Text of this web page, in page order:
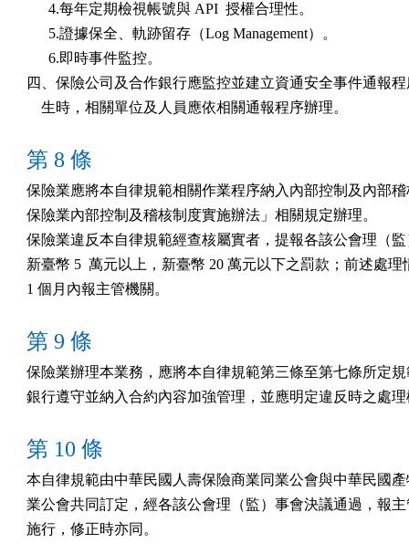
      4.每年定期檢視帳號與 API  授權合理性。
      5.證據保全、軌跡留存（Log Management）。
      6.即時事件監控。
四、保險公司及合作銀行應監控並建立資通安全事件通報
    生時，相關單位及人員應依相關通報程序辦理。
第 8 條
保險業應將本自律規範相關作業程序納入內部控制及內部
保險業內部控制及稽核制度實施辦法」相關規定辦理。
保險業違反本自律規範經查核屬實者，提報各該公會理（
新臺幣 5  萬元以上，新臺幣 20 萬元以下之罰款；前述處理
1 個月內報主管機關。
第 9 條
保險業辦理本業務，應將本自律規範第三條至第七條所定
銀行遵守並納入合約內容加強管理，並應明定違反時之處
第 10 條
本自律規範由中華民國人壽保險商業同業公會與中華民國
業公會共同訂定，經各該公會理（監）事會決議通過，報
施行，修正時亦同。